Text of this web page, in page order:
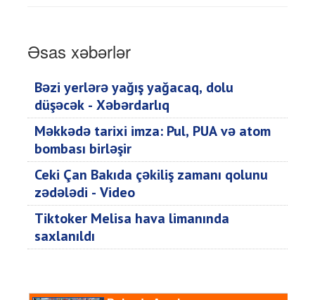
Əsas xəbərlər
Bəzi yerlərə yağış yağacaq, dolu
düşəcək - Xəbərdarlıq
Məkkədə tarixi imza: Pul, PUA və atom
bombası birləşir
Ceki Çan Bakıda çəkiliş zamanı qolunu
zədələdi - Video
Tiktoker Melisa hava limanında
saxlanıldı